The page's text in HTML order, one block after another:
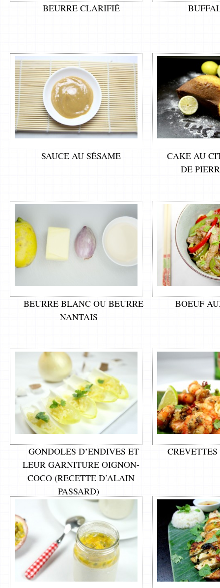
BEURRE CLARIFIÉ
SAUCE AU SÉSAME
CAKE AU
DE
BEURRE BLANC OU BEURRE
NANTAIS
BOEUF
GONDOLES D’ENDIVES ET
LEUR GARNITURE OIGNON-
COCO (RECETTE D’ALAIN
PASSARD)